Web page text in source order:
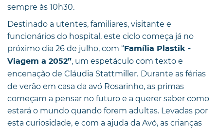
sempre às 10h30.
Destinado a utentes, familiares, visitante e
funcionários do hospital, este ciclo começa já no
próximo dia 26 de julho, com “Família Plastik -
Viagem a 2052”, um espetáculo com texto e
encenação de Cláudia Stattmiller. Durante as férias
de verão em casa da avó Rosarinho, as primas
começam a pensar no futuro e a querer saber como
estará o mundo quando forem adultas. Levadas por
esta curiosidade, e com a ajuda da Avó, as crianças